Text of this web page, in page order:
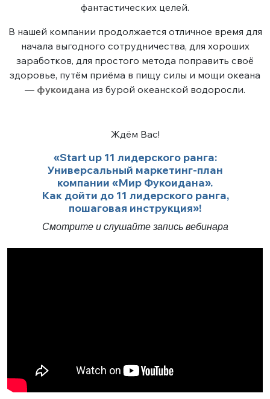
фантастических целей.
В нашей компании продолжается отличное время для
начала выгодного сотрудничества, для хороших
заработков, для простого метода поправить своё
здоровье, путём приёма в пищу силы и мощи океана
— фукоидана из бурой океанской водоросли.
Ждём Вас!
«Start up 11 лидерского ранга:
Универсальный маркетинг-план
компании «Мир Фукоидана».
Как дойти до 11 лидерского ранга,
пошаговая инструкция»!
Смотрите и слушайте запись вебинара